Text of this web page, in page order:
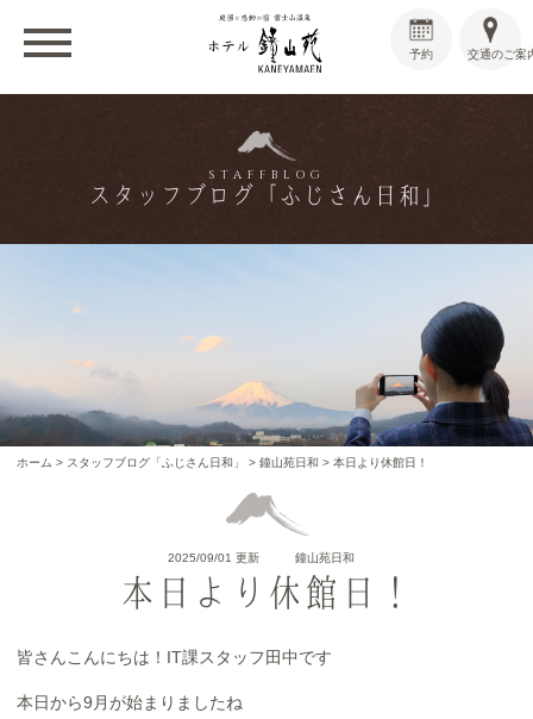
交通のご案
予約
STAFFBLOG
スタッフブログ「ふじさん日和」
ホーム > スタッフブログ「ふじさん日和」 >鐘山苑日和 >本日より休館日！
2025/09/01 更新 鐘山苑日和
本日より休館日！
皆さんこんにちは！IT課スタッフ田中です
本日から9月が始まりましたね